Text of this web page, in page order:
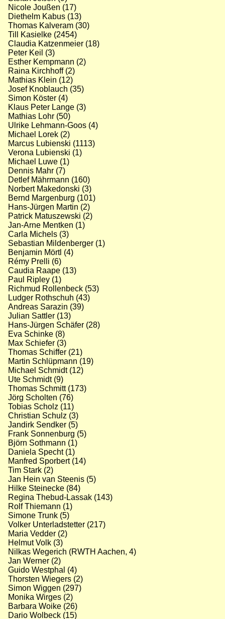
Nicole Joußen (17)
Diethelm Kabus (13)
Thomas Kalveram (30)
Till Kasielke (2454)
Claudia Katzenmeier (18)
Peter Keil (3)
Esther Kempmann (2)
Raina Kirchhoff (2)
Mathias Klein (12)
Josef Knoblauch (35)
Simon Köster (4)
Klaus Peter Lange (3)
Mathias Lohr (50)
Ulrike Lehmann-Goos (4)
Michael Lorek (2)
Marcus Lubienski (1113)
Verona Lubienski (1)
Michael Luwe (1)
Dennis Mahr (7)
Detlef Mährmann (160)
Norbert Makedonski (3)
Bernd Margenburg (101)
Hans-Jürgen Martin (2)
Patrick Matuszewski (2)
Jan-Arne Mentken (1)
Carla Michels (3)
Sebastian Mildenberger (1)
Benjamin Mörtl (4)
Rémy Prelli (6)
Caudia Raape (13)
Paul Ripley (1)
Richmud Rollenbeck (53)
Ludger Rothschuh (43)
Andreas Sarazin (39)
Julian Sattler (13)
Hans-Jürgen Schäfer (28)
Eva Schinke (8)
Max Schiefer (3)
Thomas Schiffer (21)
Martin Schlüpmann (19)
Michael Schmidt (12)
Ute Schmidt (9)
Thomas Schmitt (173)
Jörg Scholten (76)
Tobias Scholz (11)
Christian Schulz (3)
Jandirk Sendker (5)
Frank Sonnenburg (5)
Björn Sothmann (1)
Daniela Specht (1)
Manfred Sporbert (14)
Tim Stark (2)
Jan Hein van Steenis (5)
Hilke Steinecke (84)
Regina Thebud-Lassak (143)
Rolf Thiemann (1)
Simone Trunk (5)
Volker Unterladstetter (217)
Maria Vedder (2)
Helmut Volk (3)
Nilkas Wegerich (RWTH Aachen, 4)
Jan Werner (2)
Guido Westphal (4)
Thorsten Wiegers (2)
Simon Wiggen (297)
Monika Wirges (2)
Barbara Woike (26)
Dario Wolbeck (15)